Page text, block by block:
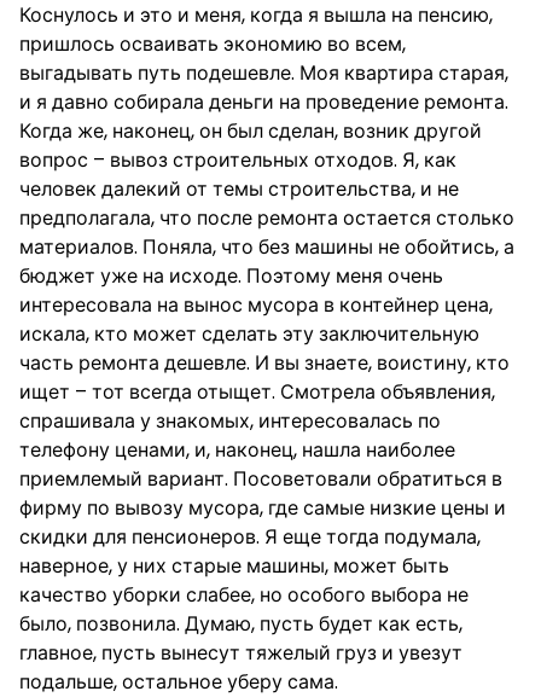
Коснулось и это и меня, когда я вышла на пенсию,
пришлось осваивать экономию во всем,
выгадывать путь подешевле. Моя квартира старая,
и я давно собирала деньги на проведение ремонта.
Когда же, наконец, он был сделан, возник другой
вопрос – вывоз строительных отходов. Я, как
человек далекий от темы строительства, и не
предполагала, что после ремонта остается столько
материалов. Поняла, что без машины не обойтись, а
бюджет уже на исходе. Поэтому меня очень
интересовала на вынос мусора в контейнер цена,
искала, кто может сделать эту заключительную
часть ремонта дешевле. И вы знаете, воистину, кто
ищет – тот всегда отыщет. Смотрела объявления,
спрашивала у знакомых, интересовалась по
телефону ценами, и, наконец, нашла наиболее
приемлемый вариант. Посоветовали обратиться в
фирму по вывозу мусора, где самые низкие цены и
скидки для пенсионеров. Я еще тогда подумала,
наверное, у них старые машины, может быть
качество уборки слабее, но особого выбора не
было, позвонила. Думаю, пусть будет как есть,
главное, пусть вынесут тяжелый груз и увезут
подальше, остальное уберу сама.